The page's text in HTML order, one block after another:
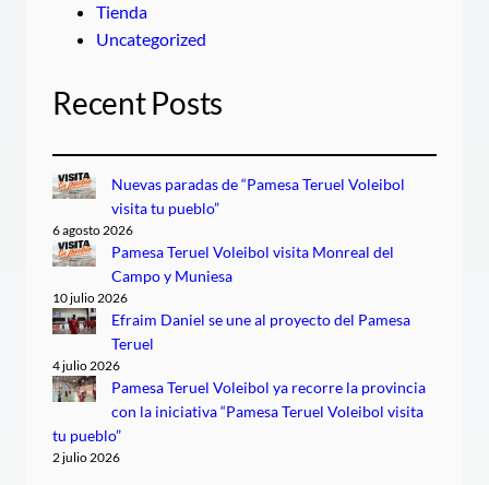
Tienda
Uncategorized
Recent Posts
Nuevas paradas de “Pamesa Teruel Voleibol
visita tu pueblo”
6 agosto 2026
Pamesa Teruel Voleibol visita Monreal del
Campo y Muniesa
10 julio 2026
Efraim Daniel se une al proyecto del Pamesa
Teruel
4 julio 2026
Pamesa Teruel Voleibol ya recorre la provincia
con la iniciativa “Pamesa Teruel Voleibol visita
tu pueblo”
2 julio 2026